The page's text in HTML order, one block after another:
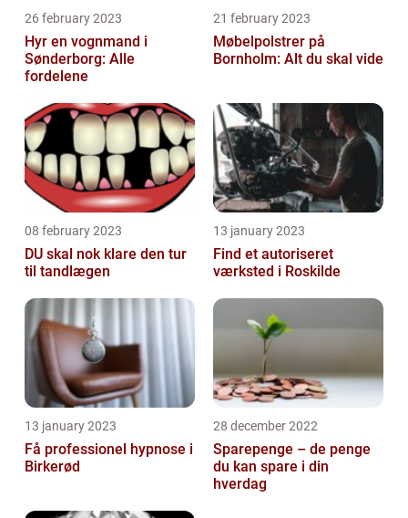
26 february 2023
Hyr en vognmand i
Sønderborg: Alle
fordelene
21 february 2023
Møbelpolstrer på
Bornholm: Alt du skal vide
08 february 2023
DU skal nok klare den tur
til tandlægen
13 january 2023
Find et autoriseret
værksted i Roskilde
13 january 2023
Få professionel hypnose i
Birkerød
28 december 2022
Sparepenge – de penge
du kan spare i din
hverdag